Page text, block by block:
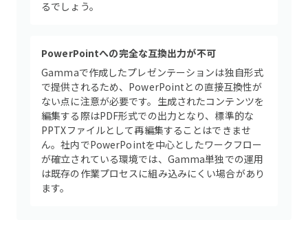
るでしょう。
PowerPointへの完全な互換出力が不可
Gammaで作成したプレゼンテーションは独自形式
で提供されるため、PowerPointとの直接互換性が
ない点に注意が必要です。生成されたコンテンツを
編集する際はPDF形式での出力となり、標準的な
PPTXファイルとして再編集することはできませ
ん。社内でPowerPointを中心としたワークフロー
が確立されている環境では、Gamma単独での運用
は既存の作業プロセスに組み込みにくい場合があり
ます。